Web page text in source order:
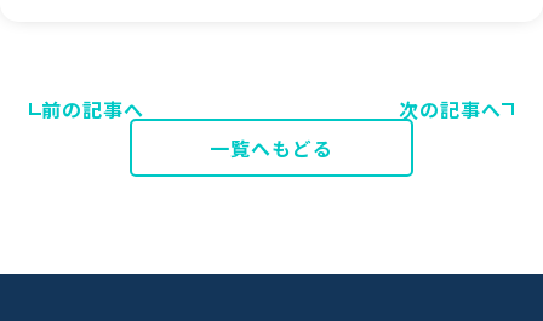
前の記事へ
一覧へもどる
次の記事へ